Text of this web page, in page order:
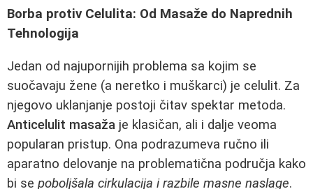
Borba protiv Celulita: Od Masaže do Naprednih
Tehnologija
Jedan od najupornijih problema sa kojim se
suočavaju žene (a neretko i muškarci) je celulit. Za
njegovo uklanjanje postoji čitav spektar metoda.
Anticelulit masaža je klasičan, ali i dalje veoma
popularan pristup. Ona podrazumeva ručno ili
aparatno delovanje na problematična područja kako
bi se poboljšala cirkulacija i razbile masne naslage.